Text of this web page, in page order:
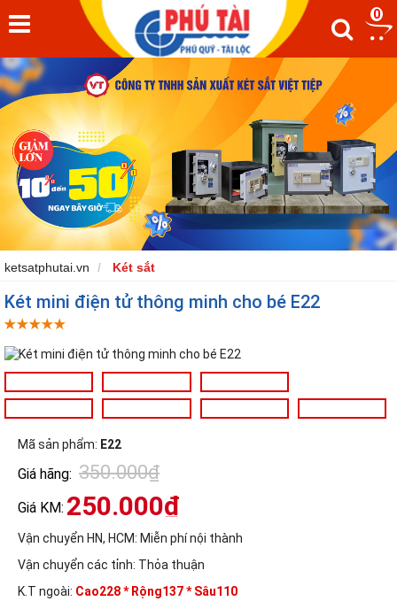
0
ketsatphutai.vn Két sắt
Két mini điện tử thông minh cho bé E22
Mã sản phẩm: E22
Giá hãng: 350.000₫
Giá KM: 250.000₫
Vận chuyển HN, HCM: Miễn phí nội thành
Vận chuyển các tỉnh: Thỏa thuận
K.T ngoài: Cao228 * Rộng137 * Sâu110